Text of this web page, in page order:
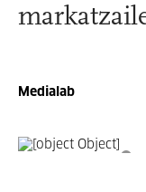
Medialab